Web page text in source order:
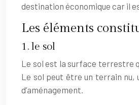
destination économique car il
Les éléments
1. le sol
Le sol est la surface terrestre
Le sol peut être un terrain nu,
d’aménagement.